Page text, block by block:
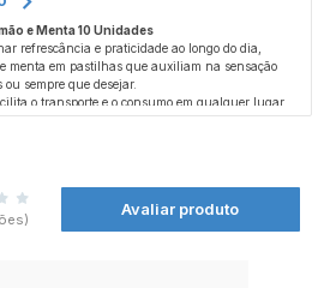
e Menta 10 Unidades
refrescância e praticidade ao longo do dia,
menta em pastilhas que auxiliam na sensação
sempre que desejar.
o transporte e o consumo em qualquer lugar,
para manter uma agradável sensação de
com restrições alimentares devem consultar
Avaliar produto